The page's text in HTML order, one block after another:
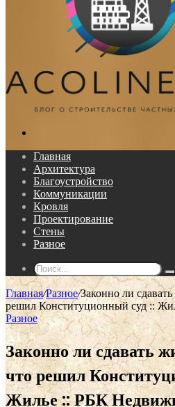
Главная
Архитектура
Благоустройство
Коммуникации
Кровля
Проектирование
Стены
Разное
Главная/Разное/Законно ли
решил Конституционный суд ::
Разное
Законно ли сдавать
что решил
Жилье :: РБК